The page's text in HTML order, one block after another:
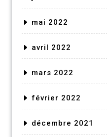
mai 2022
avril 2022
mars 2022
février 2022
décembre 2021